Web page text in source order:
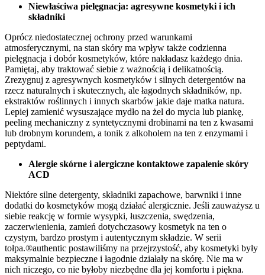
Niewłaściwa pielęgnacja: agresywne kosmetyki i ich
składniki
Oprócz niedostatecznej ochrony przed warunkami
atmosferycznymi, na stan skóry ma wpływ także codzienna
pielęgnacja i dobór kosmetyków, które nakładasz każdego dnia.
Pamiętaj, aby traktować siebie z ważnością i delikatnością.
Zrezygnuj z agresywnych kosmetyków i silnych detergentów na
rzecz naturalnych i skutecznych, ale łagodnych składników, np.
ekstraktów roślinnych i innych skarbów jakie daje matka natura.
Lepiej zamienić wysuszające mydło na żel do mycia lub piankę,
peeling mechaniczny z syntetycznymi drobinami na ten z kwasami
lub drobnym korundem, a tonik z alkoholem na ten z enzymami i
peptydami.
Alergie skórne i alergiczne kontaktowe zapalenie skóry
ACD
Niektóre silne detergenty, składniki zapachowe, barwniki i inne
dodatki do kosmetyków mogą działać alergicznie. Jeśli zauważysz u
siebie reakcję w formie wysypki, łuszczenia, swędzenia,
zaczerwienienia, zamień dotychczasowy kosmetyk na ten o
czystym, bardzo prostym i autentycznym składzie. W serii
tołpa.®authentic postawiliśmy na przejrzystość, aby kosmetyki były
maksymalnie bezpieczne i łagodnie działały na skórę. Nie ma w
nich niczego, co nie byłoby niezbędne dla jej komfortu i piękna.